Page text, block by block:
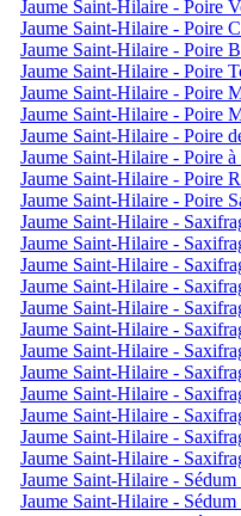
Jaume Saint-Hilaire - Poire
Jaume Saint-Hilaire - Poire
Jaume Saint-Hilaire - Poire
Jaume Saint-Hilaire - Poire
Jaume Saint-Hilaire - Poire
Jaume Saint-Hilaire - Poire
Jaume Saint-Hilaire - Poire
Jaume Saint-Hilaire - Poire
Jaume Saint-Hilaire - Poire
Jaume Saint-Hilaire - Poire
Jaume Saint-Hilaire -
Jaume Saint-Hilaire -
Jaume Saint-Hilaire -
Jaume Saint-Hilaire -
Jaume Saint-Hilaire -
Jaume Saint-Hilaire -
Jaume Saint-Hilaire -
Jaume Saint-Hilaire -
Jaume Saint-Hilaire -
Jaume Saint-Hilaire -
Jaume Saint-Hilaire -
Jaume Saint-Hilaire -
Jaume Saint-Hilaire - Sédum
Jaume Saint-Hilaire -